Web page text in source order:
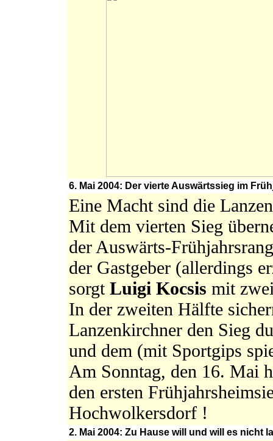
6. Mai 2004: Der vierte Auswärtssieg im
Eine Macht sind die
Mit dem vierten Sieg
der Auswärts-
der Gastgeber (allerdings
sorgt Luigi Kocsis mit
In der zweiten Hälfte
Lanzenkirchner den Sieg
und dem (mit Sportgips
Am Sonntag, den 16. Mai
den ersten
Hochwolkersdorf !
2. Mai 2004: Zu Hause will und will es nicht